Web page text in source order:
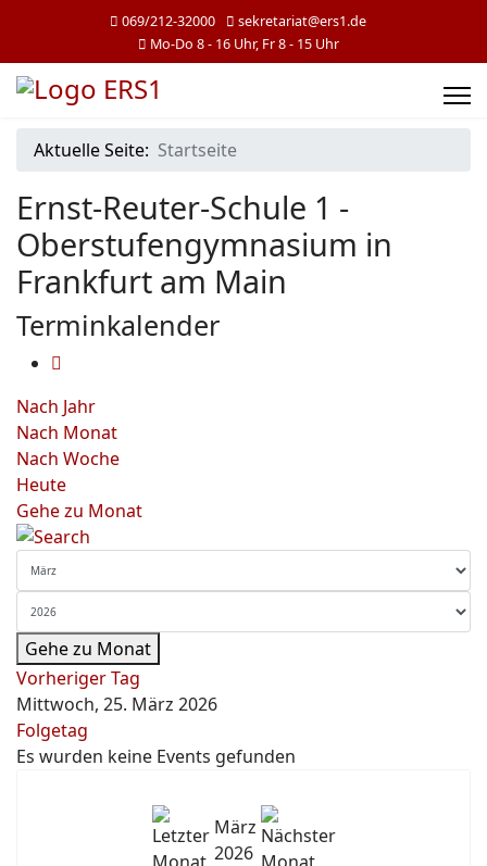
069/212-32000
sekretariat@ers1.de
Mo-Do 8 - 16 Uhr, Fr 8 - 15 Uhr
Aktuelle Seite: Startseite
Ernst-Reuter-Schule 1 -
Oberstufengymnasium in
Frankfurt am Main
Terminkalender
Nach Jahr
Nach Monat
Nach Woche
Heute
Gehe zu Monat
Gehe zu Monat
Vorheriger Tag
Mittwoch, 25. März 2026
Folgetag
Es wurden keine Events gefunden
März
2026